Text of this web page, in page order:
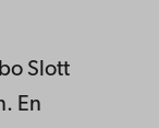
Slott
En